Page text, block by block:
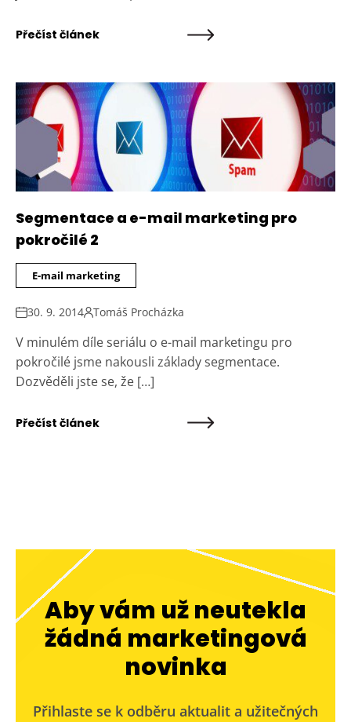
Přečíst článek
Segmentace a e-mail marketing pro
pokročilé 2
E-mail marketing
30. 9. 2014 Tomáš Procházka
V minulém díle seriálu o e-mail marketingu pro
pokročilé jsme nakousli základy segmentace.
Dozvěděli jste se, že […]
Přečíst článek
Aby vám už neutekla
žádná marketingová
novinka
Přihlaste se k odběru aktualit a užitečných